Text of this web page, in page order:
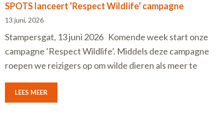
SPOTS lanceert ‘Respect Wildlife’ campagne
13 juni, 2026
Stampersgat, 13 juni 2026 Komende week start onze
campagne ‘Respect Wildlife’. Middels deze campagne
roepen we reizigers op om wilde dieren als meer te
LEES MEER